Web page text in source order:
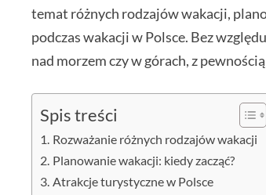
temat różnych rodzajów wakacji,
podczas wakacji w Polsce. Bez
nad morzem czy w górach, z
Spis treści
Rozważanie różnych rodzajów wakacji
Planowanie wakacji: kiedy zacząć?
Atrakcje turystyczne w Polsce